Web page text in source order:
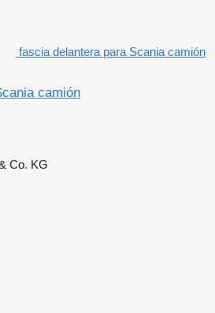
fascia delantera para Scania camión
camión
Co. KG